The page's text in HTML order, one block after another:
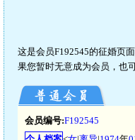
这是会员F192545的征婚页
果您暂时无意成为会员，也
会员编号:F192545